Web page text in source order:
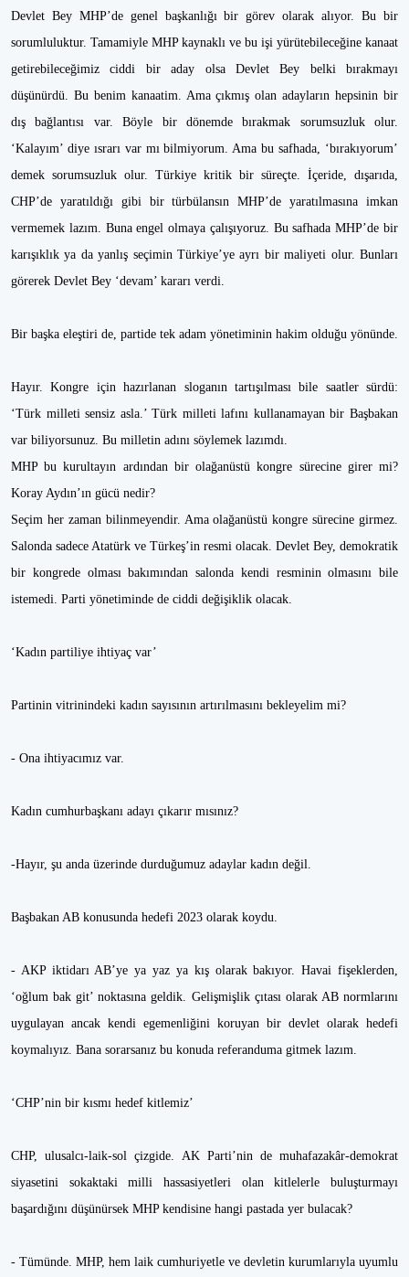
Devlet Bey MHP’de genel başkanlığı bir görev olarak alıyor. Bu bir
sorumluluktur. Tamamiyle MHP kaynaklı ve bu işi yürütebileceğine kanaat
getirebileceğimiz ciddi bir aday olsa Devlet Bey belki bırakmayı
düşünürdü. Bu benim kanaatim. Ama çıkmış olan adayların hepsinin bir
dış bağlantısı var. Böyle bir dönemde bırakmak sorumsuzluk olur.
‘Kalayım’ diye ısrarı var mı bilmiyorum. Ama bu safhada, ‘bırakıyorum’
demek sorumsuzluk olur. Türkiye kritik bir süreçte. İçeride, dışarıda,
CHP’de yaratıldığı gibi bir türbülansın MHP’de yaratılmasına imkan
vermemek lazım. Buna engel olmaya çalışıyoruz. Bu safhada MHP’de bir
karışıklık ya da yanlış seçimin Türkiye’ye ayrı bir maliyeti olur. Bunları
görerek Devlet Bey ‘devam’ kararı verdi.
Bir başka eleştiri de, partide tek adam yönetiminin hakim olduğu yönünde.
Hayır. Kongre için hazırlanan sloganın tartışılması bile saatler sürdü:
‘Türk milleti sensiz asla.’ Türk milleti lafını kullanamayan bir Başbakan
var biliyorsunuz. Bu milletin adını söylemek lazımdı.
MHP bu kurultayın ardından bir olağanüstü kongre sürecine girer mi?
Koray Aydın’ın gücü nedir?
Seçim her zaman bilinmeyendir. Ama olağanüstü kongre sürecine girmez.
Salonda sadece Atatürk ve Türkeş’in resmi olacak. Devlet Bey, demokratik
bir kongrede olması bakımından salonda kendi resminin olmasını bile
istemedi. Parti yönetiminde de ciddi değişiklik olacak.
‘Kadın partiliye ihtiyaç var’
Partinin vitrinindeki kadın sayısının artırılmasını bekleyelim mi?
- Ona ihtiyacımız var.
Kadın cumhurbaşkanı adayı çıkarır mısınız?
-Hayır, şu anda üzerinde durduğumuz adaylar kadın değil.
Başbakan AB konusunda hedefi 2023 olarak koydu.
- AKP iktidarı AB’ye ya yaz ya kış olarak bakıyor. Havai fişeklerden,
‘oğlum bak git’ noktasına geldik. Gelişmişlik çıtası olarak AB normlarını
uygulayan ancak kendi egemenliğini koruyan bir devlet olarak hedefi
koymalıyız. Bana sorarsanız bu konuda referanduma gitmek lazım.
‘CHP’nin bir kısmı hedef kitlemiz’
CHP, ulusalcı-laik-sol çizgide. AK Parti’nin de muhafazakâr-demokrat
siyasetini sokaktaki milli hassasiyetleri olan kitlelerle buluşturmayı
başardığını düşünürsek MHP kendisine hangi pastada yer bulacak?
- Tümünde. MHP, hem laik cumhuriyetle ve devletin kurumlarıyla uyumlu